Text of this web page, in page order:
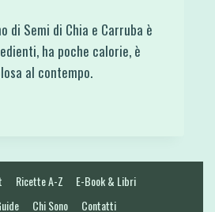
di Semi di Chia e Carruba è
ha poche calorie, è
al contempo.
Ricette A-Z
E-Book & Libri
Chi Sono Contatti